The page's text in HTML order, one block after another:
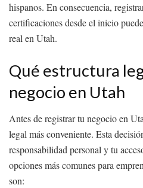
hispanos. En consecuencia,
certificaciones desde el inicio
real en Utah.
Qué estructura
negocio en Utah
Antes de registrar tu negocio en
legal más conveniente. Esta
responsabilidad personal y tu
opciones más comunes para
son: